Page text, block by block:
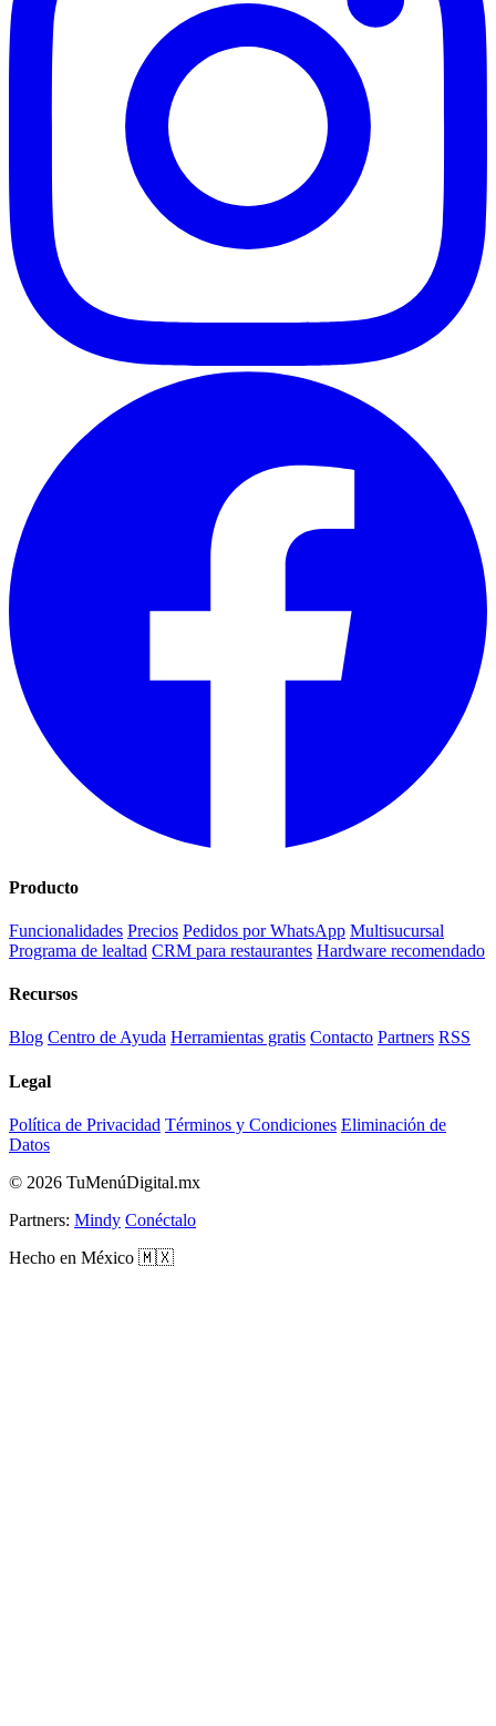
Producto
Funcionalidades Precios Pedidos por WhatsApp Multisucursal
Programa de lealtad CRM para restaurantes Hardware recomendado
Recursos
Blog Centro de Ayuda Herramientas gratis Contacto Partners RSS
Legal
Política de Privacidad Términos y Condiciones Eliminación de
Datos
© 2026 TuMenúDigital.mx
Partners: Mindy Conéctalo
Hecho en México 🇲🇽